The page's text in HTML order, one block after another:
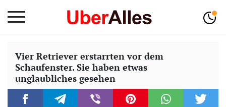
Vier Retriever erstarrten vor dem
Schaufenster. Sie haben etwas
unglaubliches gesehen